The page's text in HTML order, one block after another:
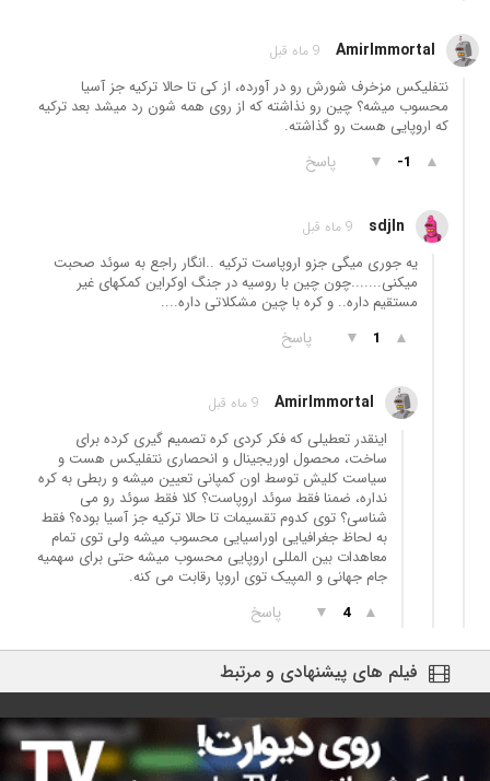
AmirImmortal 9 ماه قبل
نتفلیکس مزخرف شورش رو در آورده، از کی تا حالا ترکیه جز آسیا
محسوب میشه؟ چین رو نذاشته که از روی همه شون رد میشد بعد ترکیه
که اروپایی هست رو گذاشته.
▲
-1
▼ پاسخ
sdjln 9 ماه قبل
یه جوری میگی جزو اروپاست ترکیه ..انگار راجع به سوئد صحبت
میکنی.......چون چین با روسیه در جنگ اوکراین کمکهای غیر
مستقیم داره.. و کره با چین مشکلاتی داره....
▲
1
▼ پاسخ
AmirImmortal 9 ماه قبل
اینقدر تعطیلی که فکر کردی کره تصمیم گیری کرده برای
ساخت، محصول اوریجینال و انحصاری نتفلیکس هست و
سیاست کلیش توسط اون کمپانی تعیین میشه و ربطی به کره
نداره، ضمنا فقط سوئد اروپاست؟ کلا فقط سوئد رو می
شناسی؟ توی کدوم تقسیمات تا حالا ترکیه جز آسیا بوده؟ فقط
به لحاظ جغرافیایی اوراسیایی محسوب میشه ولی توی تمام
معاهدات بین المللی اروپایی محسوب میشه حتی برای سهمیه
جام جهانی و المپیک توی اروپا رقابت می کنه.
▲
4
▼ پاسخ
فیلم های پیشنهادی و مرتبط